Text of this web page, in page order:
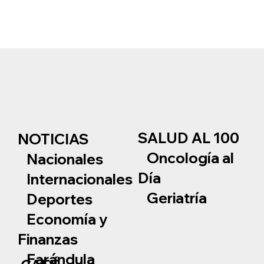
NOTICIAS
Nacionales
Internacionales
Deportes
Economía y
Finanzas
Farándula
SALUD AL 100
Oncología al
Día
Geriatría